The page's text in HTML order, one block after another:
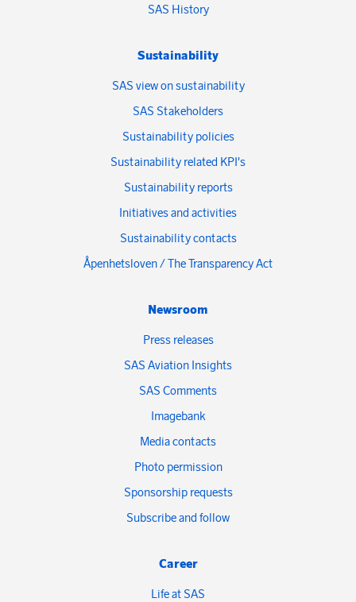
SAS History
Sustainability
SAS view on sustainability
SAS Stakeholders
Sustainability policies
Sustainability related KPI's
Sustainability reports
Initiatives and activities
Sustainability contacts
Åpenhetsloven / The Transparency Act
Newsroom
Press releases
SAS Aviation Insights
SAS Comments
Imagebank
Media contacts
Photo permission
Sponsorship requests
Subscribe and follow
Career
Life at SAS